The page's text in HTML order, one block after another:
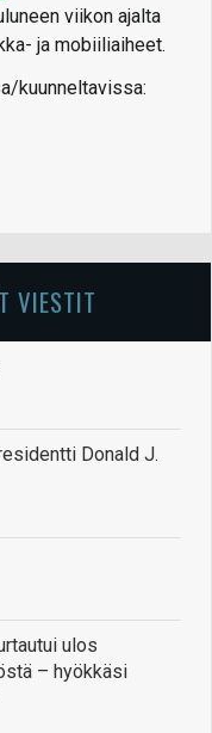
viikon ajalta
ja mobiiliaiheet.
kuunneltavissa:
VIESTIT
Donald J.
ulos
– hyökkäsi